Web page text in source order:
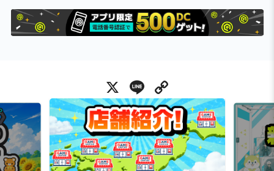
X Line